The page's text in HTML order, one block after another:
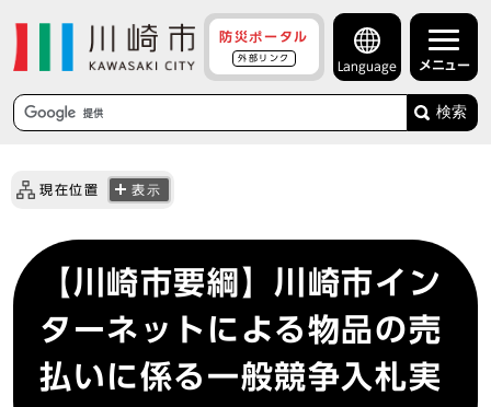
防災ポータル
外部リンク
Language メニュー
検索
現在位置 表示
【川崎市要綱】川崎市イン
ターネットによる物品の売
払いに係る一般競争入札実